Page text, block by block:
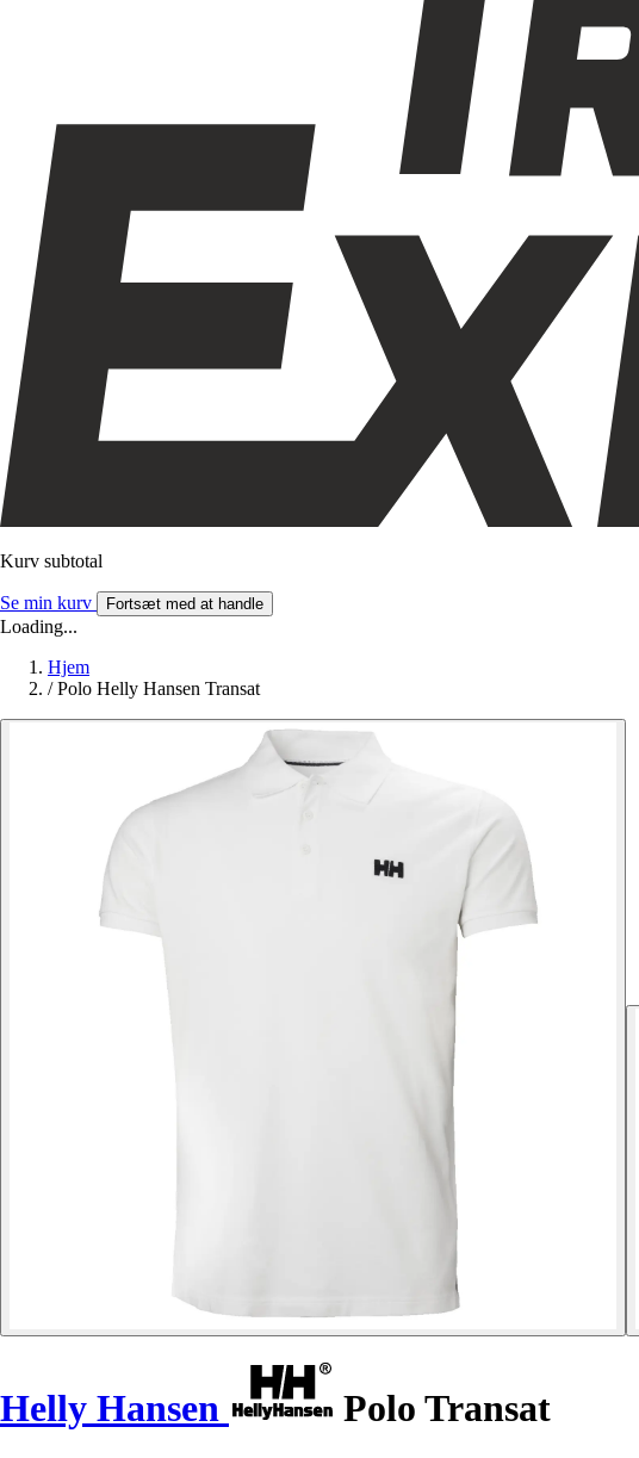
Kurv subtotal
Se min kurv Fortsæt med at handle
Loading...
Hjem
/ Polo Helly Hansen Transat
Helly Hansen Polo Transat